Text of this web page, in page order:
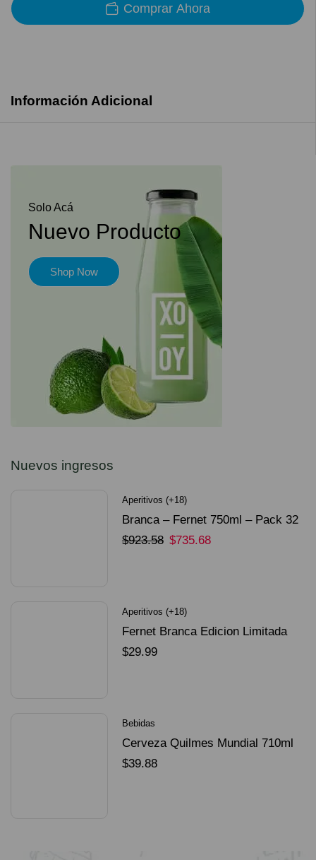
Comprar Ahora
Información Adicional
Solo Acá
Nuevo Producto
Shop Now
Nuevos ingresos
Aperitivos (+18)
Branca – Fernet 750ml – Pack 32
Unidades
$923.58 $735.68
Aperitivos (+18)
Fernet Branca Edicion Limitada
Dorado Mundial
$29.99
Bebidas
Cerveza Quilmes Mundial 710ml
packX4
$39.88